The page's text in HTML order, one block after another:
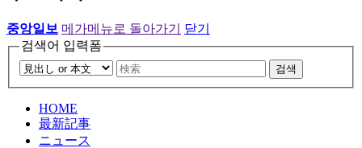
중앙일보 메가메뉴로 돌아가기
닫기
검색어 입력폼
검색
HOME
最新記事
ニュース